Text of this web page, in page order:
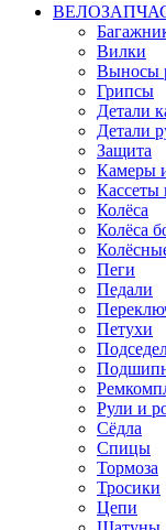
Вилки
Выносы
Грипсы
Детали
Детали
Защита
Камеры
Кассеты
Колёса
Колёса
Пеги
Педали
Петухи
Рули и
Сёдла
Спицы
Тормоза
Тросики
Цепи